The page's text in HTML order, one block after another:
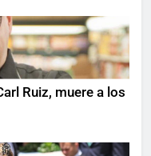
Ruiz, muere a los